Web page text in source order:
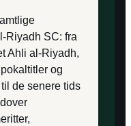
Riyadh SC: fra
Ahli al-Riyadh,
og
de senere tids